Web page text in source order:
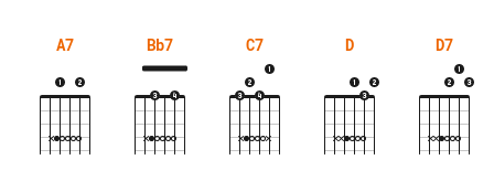
A7 Bb7 C7 D D7